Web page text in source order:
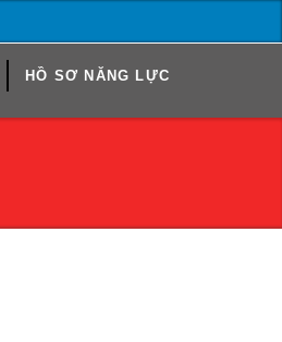
HỒ SƠ NĂNG LỰC